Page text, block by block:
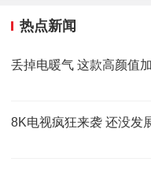
热点新闻
丢掉电暖气 这款高颜值
8K电视疯狂来袭 还没发